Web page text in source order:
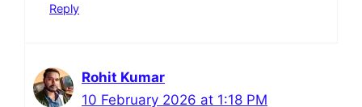
Reply
Rohit Kumar
10 February 2026 at 1:18 PM